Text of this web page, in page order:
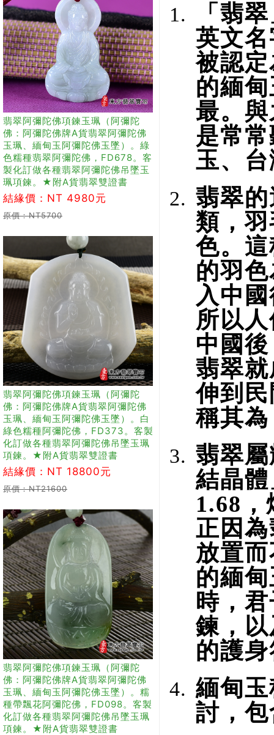
翡翠阿彌陀佛項鍊玉珮（阿彌陀
佛：阿彌陀佛牌A貨翡翠阿彌陀佛
玉珮、緬甸玉阿彌陀佛玉墜）。綠
色糯種翡翠阿彌陀佛，FD678。客
製化訂做各種翡翠阿彌陀佛吊墜玉
珮項鍊。★附A貨翡翠雙證書
結緣價：NT 4980元
原價：NT5700
翡翠阿彌陀佛項鍊玉珮（阿彌陀
佛：阿彌陀佛牌A貨翡翠阿彌陀佛
玉珮、緬甸玉阿彌陀佛玉墜）。白
綠色糯種阿彌陀佛，FD373。客製
化訂做各種翡翠阿彌陀佛吊墜玉珮
項鍊。★附A貨翡翠雙證書
結緣價：NT 18800元
原價：NT21600
翡翠阿彌陀佛項鍊玉珮（阿彌陀
佛：阿彌陀佛牌A貨翡翠阿彌陀佛
玉珮、緬甸玉阿彌陀佛玉墜）。糯
種帶飄花阿彌陀佛，FD098。客製
化訂做各種翡翠阿彌陀佛吊墜玉珮
項鍊。★附A貨翡翠雙證書
「翡
英文
被認
的緬
最。
是常
玉、
翡翠
類，
色。
的羽
入中
所以
中國
翡翠
伸到
稱其
翡翠
結晶
1.68
正因
放置
的緬
時，
鍊，
的護
緬甸
討，